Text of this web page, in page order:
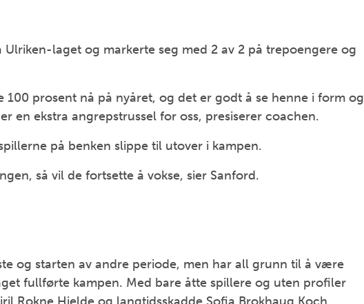
Ulriken-laget og markerte seg med 2 av 2 på trepoengere og
prosent nå på nyåret, og det er godt å se henne i form og
en ekstra angrepstrussel for oss, presiserer coachen.
på benken slippe til utover i kampen.
så vil de fortsette å vokse, sier Sanford.
og starten av andre periode, men har all grunn til å være
fullførte kampen. Med bare åtte spillere og uten profiler